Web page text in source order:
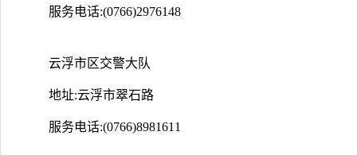
服务电话:(0766)2976148
云浮市区交警大队
地址:云浮市翠石路
服务电话:(0766)8981611